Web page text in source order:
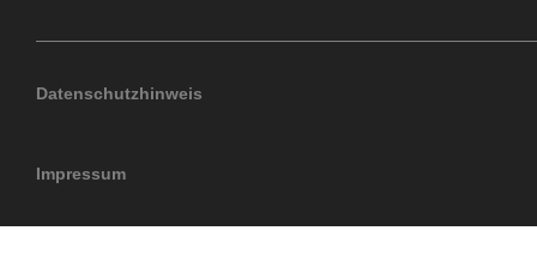
Datenschutzhinweis
Impressum